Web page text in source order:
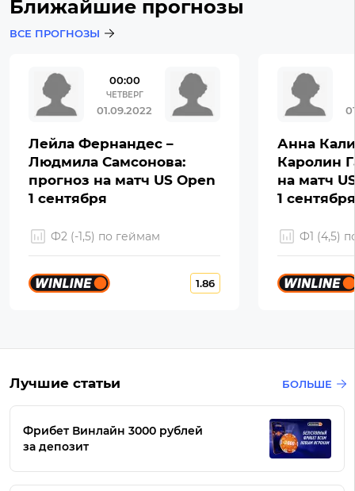
Ближайшие прогнозы
ВСЕ ПРОГНОЗЫ
00:00
ЧЕТВЕРГ
01.09.2022
Лейла Фернандес –
Людмила Самсонова:
прогноз на матч US Open
1 сентября
Ф2 (-1,5) по геймам
1.86
Анна
Каролин
на матч
1 сентября
Ф1 (4,5)
Лучшие статьи БОЛЬШЕ
Фрибет Винлайн 3000 рублей
за депозит